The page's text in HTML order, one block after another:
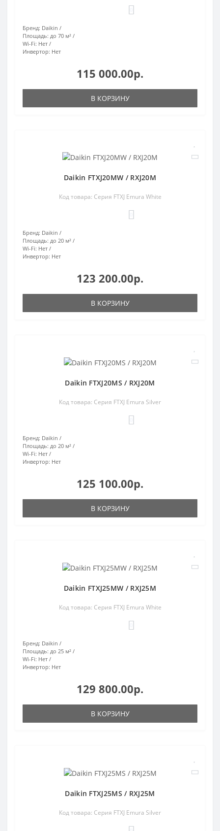
Бренд: Daikin
Площадь: до 70 м²
Wi-Fi: Нет
Инвертор: Нет
115 000.00р.
В КОРЗИНУ
Daikin FTXJ20MW / RXJ20M
Код товара: Серия FTXJ Emura White
Бренд: Daikin
Площадь: до 20 м²
Wi-Fi: Нет
Инвертор: Нет
123 200.00р.
В КОРЗИНУ
Daikin FTXJ20MS / RXJ20M
Код товара: Серия FTXJ Emura Silver
Бренд: Daikin
Площадь: до 20 м²
Wi-Fi: Нет
Инвертор: Нет
125 100.00р.
В КОРЗИНУ
Daikin FTXJ25MW / RXJ25M
Код товара: Серия FTXJ Emura White
Бренд: Daikin
Площадь: до 25 м²
Wi-Fi: Нет
Инвертор: Нет
129 800.00р.
В КОРЗИНУ
Daikin FTXJ25MS / RXJ25M
Код товара: Серия FTXJ Emura Silver